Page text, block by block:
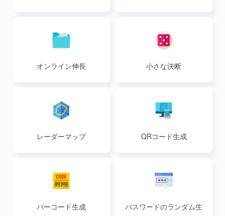
オンライン伸長 小さな決断
レーダーマップ QRコード生成
バーコード生成
パスワードのランダム生